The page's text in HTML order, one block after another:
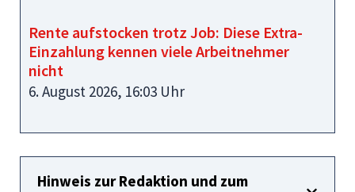
Rente aufstocken trotz Job: Diese Extra-
Einzahlung kennen viele Arbeitnehmer
nicht
6. August 2026, 16:03 Uhr
Hinweis zur Redaktion und zum